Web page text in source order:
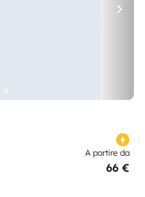
A partire da
66 €